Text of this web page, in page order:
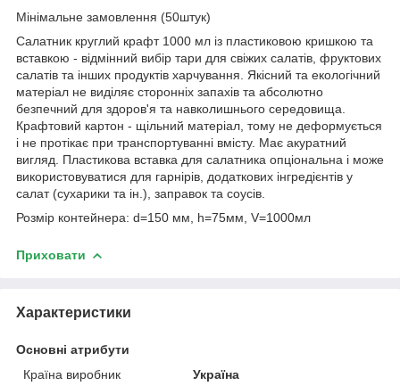
Мінімальне замовлення (50штук)
Салатник круглий крафт 1000 мл із пластиковою кришкою та
вставкою - відмінний вибір тари для свіжих салатів, фруктових
салатів та інших продуктів харчування. Якісний та екологічний
матеріал не виділяє сторонніх запахів та абсолютно
безпечний для здоров'я та навколишнього середовища.
Крафтовий картон - щільний матеріал, тому не деформується
і не протікає при транспортуванні вмісту. Має акуратний
вигляд. Пластикова вставка для салатника опціональна і може
використовуватися для гарнірів, додаткових інгредієнтів у
салат (сухарики та ін.), заправок та соусів.
Розмір контейнера: d=150 мм, h=75мм, V=1000мл
Приховати
Характеристики
Основні атрибути
Країна виробник
Україна